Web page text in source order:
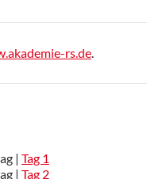
rs.de.
| Tag 1
| Tag 2